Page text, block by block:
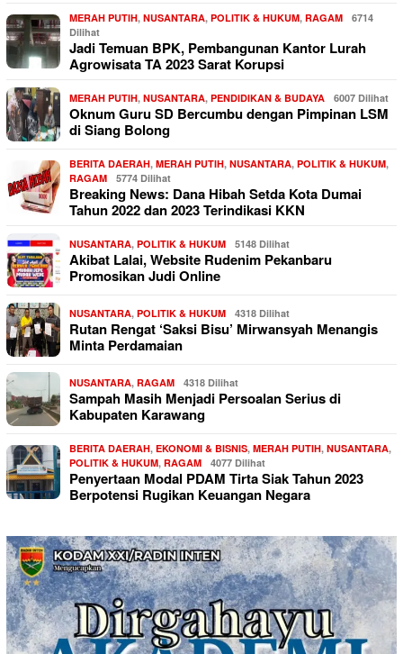
MERAH PUTIH, NUSANTARA, POLITIK & HUKUM, RAGAM
6714
Dilihat
Jadi Temuan BPK, Pembangunan Kantor Lurah
Agrowisata TA 2023 Sarat Korupsi
MERAH PUTIH, NUSANTARA, PENDIDIKAN & BUDAYA 6007 Dilihat
Oknum Guru SD Bercumbu dengan Pimpinan LSM
di Siang Bolong
BERITA DAERAH, MERAH PUTIH, NUSANTARA, POLITIK & HUKUM,
RAGAM
5774 Dilihat
Breaking News: Dana Hibah Setda Kota Dumai
Tahun 2022 dan 2023 Terindikasi KKN
NUSANTARA, POLITIK & HUKUM 5148 Dilihat
Akibat Lalai, Website Rudenim Pekanbaru
Promosikan Judi Online
NUSANTARA, POLITIK & HUKUM 4318 Dilihat
Rutan Rengat ‘Saksi Bisu’ Mirwansyah Menangis
Minta Perdamaian
NUSANTARA, RAGAM 4318 Dilihat
Sampah Masih Menjadi Persoalan Serius di
Kabupaten Karawang
BERITA DAERAH, EKONOMI & BISNIS, MERAH PUTIH, NUSANTARA,
POLITIK & HUKUM, RAGAM 4077 Dilihat
Penyertaan Modal PDAM Tirta Siak Tahun 2023
Berpotensi Rugikan Keuangan Negara